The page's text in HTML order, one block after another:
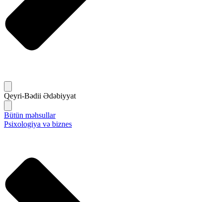
Qeyri-Bədii Ədəbiyyat
Bütün məhsullar
Psixologiya və biznes